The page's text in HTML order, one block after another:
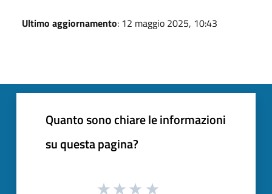
Ultimo aggiornamento: 12 maggio 2025, 10:43
Quanto sono chiare le informazioni
su questa pagina?